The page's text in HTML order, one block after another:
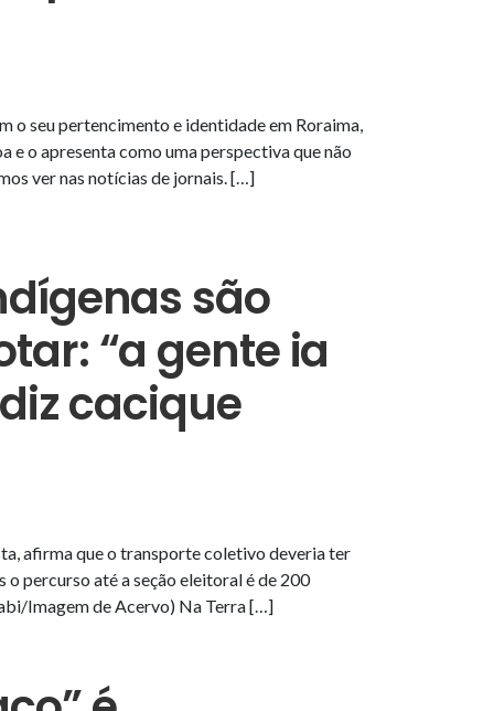
seu pertencimento e identidade em Roraima,
e o apresenta como uma perspectiva que não
ver nas notícias de jornais. […]
são
“a gente ia
cacique
afirma que o transporte coletivo deveria ter
o percurso até a seção eleitoral é de 200
Imagem de Acervo) Na Terra […]